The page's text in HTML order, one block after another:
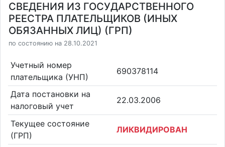
СВЕДЕНИЯ ИЗ ГОСУДАРСТВЕННОГО
РЕЕСТРА ПЛАТЕЛЬЩИКОВ (ИНЫХ
ОБЯЗАННЫХ ЛИЦ) (ГРП)
по состоянию на 28.10.2021
Учетный номер
плательщика (УНП)
690378114
Дата постановки на
налоговый учет
22.03.2006
Текущее состояние
(ГРП)
ЛИКВИДИРОВАН